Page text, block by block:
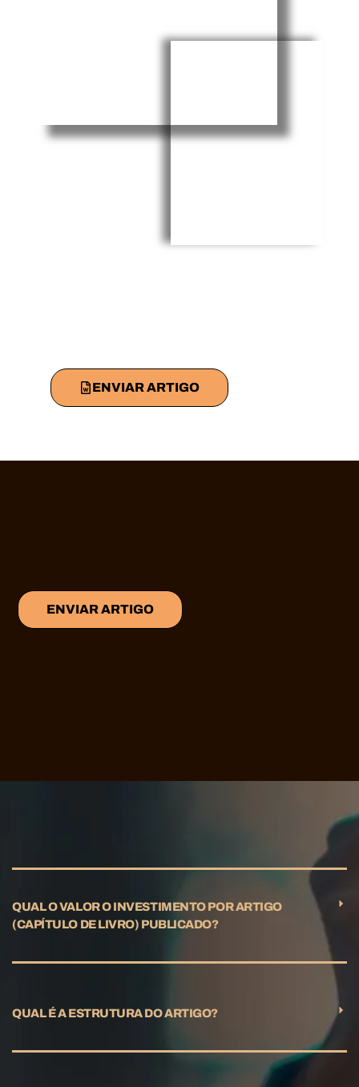
ENVIAR ARTIGO
ENVIAR ARTIGO
QUAL O VALOR O INVESTIMENTO POR ARTIGO
(CAPÍTULO DE LIVRO) PUBLICADO?
QUAL É A ESTRUTURA DO ARTIGO?